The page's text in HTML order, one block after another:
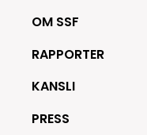
OM SSF
RAPPORTER
KANSLI
PRESS